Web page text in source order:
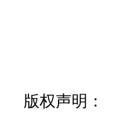
版权声明：